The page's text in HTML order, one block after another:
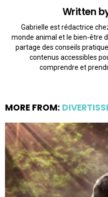
Written
Gabrielle est rédactrice
monde animal et le bien-être
partage des conseils
contenus accessibles
comprendre et
MORE FROM: